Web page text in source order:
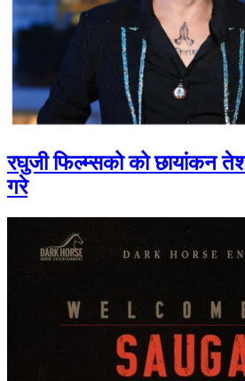
रघुजी फिल्म्सको को छायांकन
गरे